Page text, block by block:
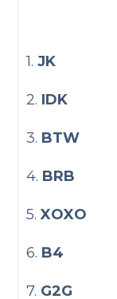
1.JK
2. IDK
3. BTW
4. BRB
5.XOXO
6. B4
7. G2G